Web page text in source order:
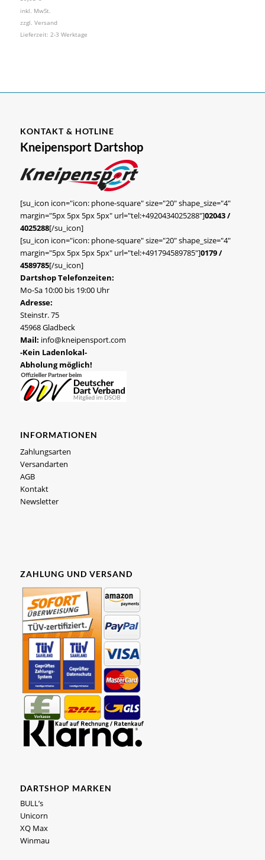
inkl. MwSt.
zzgl. Versand
Lieferzeit: 2-3 Werktage
KONTAKT & HOTLINE
Kneipensport Dartshop
[su_icon icon="icon: phone-square" size="20" shape_size="4"
margin="5px 5px 5px 5px" url="tel:+4920434025288"]02043 /
4025288[/su_icon]
[su_icon icon="icon: phone-square" size="20" shape_size="4"
margin="5px 5px 5px 5px" url="tel:+491794589785"]0179 /
4589785[/su_icon]
Dartshop Telefonzeiten:
Mo-Sa 10:00 bis 19:00 Uhr
Adresse:
Steinstr. 75
45968 Gladbeck
Mail: info@kneipensport.com
-Kein Ladenlokal-
Abholung möglich!
INFORMATIONEN
Zahlungsarten
Versandarten
AGB
Kontakt
Newsletter
ZAHLUNG UND VERSAND
DARTSHOP MARKEN
BULL’s
Unicorn
XQ Max
Winmau